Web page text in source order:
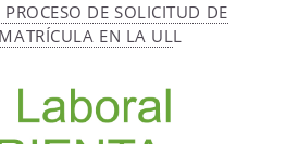
DE SOLICITUD DE
EN LA ULL